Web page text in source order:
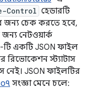
Control হেডারটি
জন্য চেক করতে হবে,
জন্য নেটওয়ার্ক
টি একটি JSON ফাইল
রিভোকেশন স্ট্যাটাস
নেই। JSON ফাইলটির
০৭সংজ্ঞা মেনে চলে: